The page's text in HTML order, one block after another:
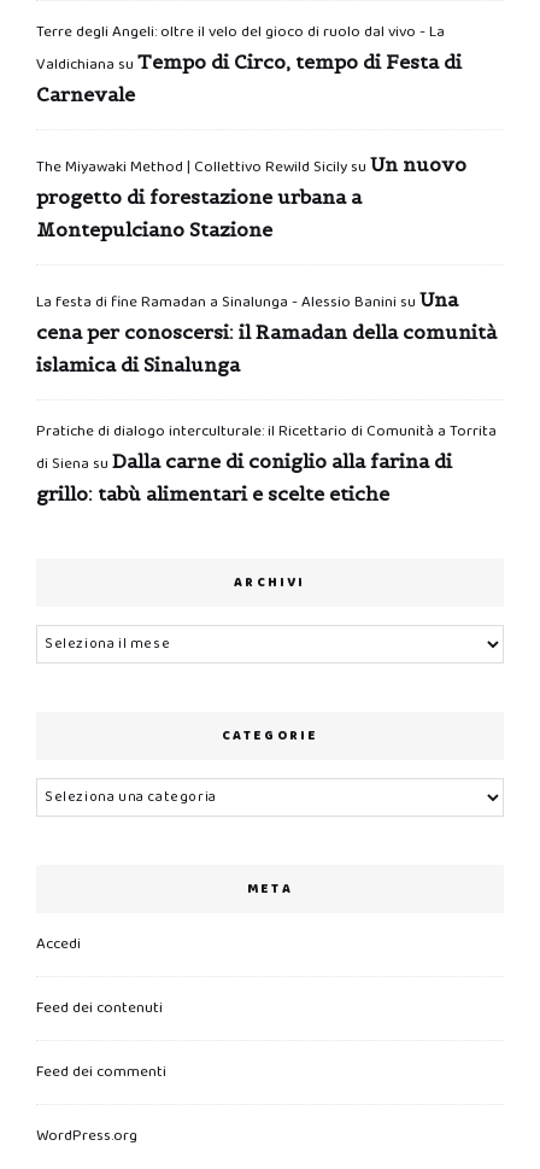
Terre degli Angeli: oltre il velo del gioco di ruolo dal vivo - La
Valdichiana su Tempo di Circo, tempo di Festa di
Carnevale
The Miyawaki Method | Collettivo Rewild Sicilysu Un nuovo
progetto di forestazione urbana a
Montepulciano Stazione
La festa di fine Ramadan a Sinalunga - Alessio Banini su Una
cena per conoscersi: il Ramadan della comunità
islamica di Sinalunga
Pratiche di dialogo interculturale: il Ricettario di Comunità a Torrita
di Siena su Dalla carne di coniglio alla farina di
grillo: tabù alimentari e scelte etiche
ARCHIVI
Archivi
CATEGORIE
Categorie
META
Accedi
Feed dei contenuti
Feed dei commenti
WordPress.org